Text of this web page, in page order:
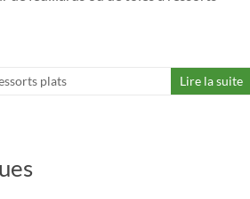
plats Lire la suite